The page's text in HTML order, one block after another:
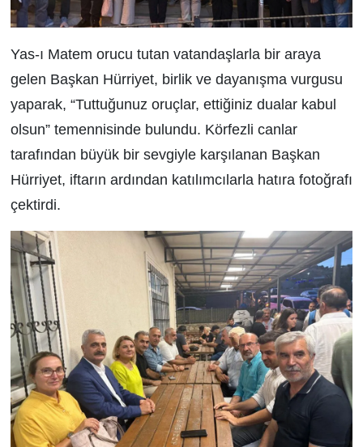
Yas-ı Matem orucu tutan vatandaşlarla bir araya
gelen Başkan Hürriyet, birlik ve dayanışma vurgusu
yaparak, “Tuttuğunuz oruçlar, ettiğiniz dualar kabul
olsun” temennisinde bulundu. Körfezli canlar
tarafından büyük bir sevgiyle karşılanan Başkan
Hürriyet, iftarın ardından katılımcılarla hatıra fotoğrafı
çektirdi.